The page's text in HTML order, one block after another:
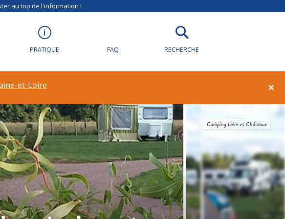
au top de l'information !
PRATIQUE FAQ RECHERCHE
×
et-Loire
Camping Loire et Châteaux